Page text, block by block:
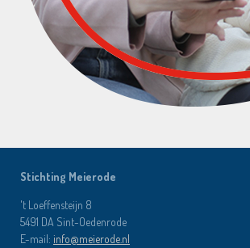
Stichting Meierode
't Loeffensteijn 8
5491 DA Sint-Oedenrode
E-mail: info@meierode.nl